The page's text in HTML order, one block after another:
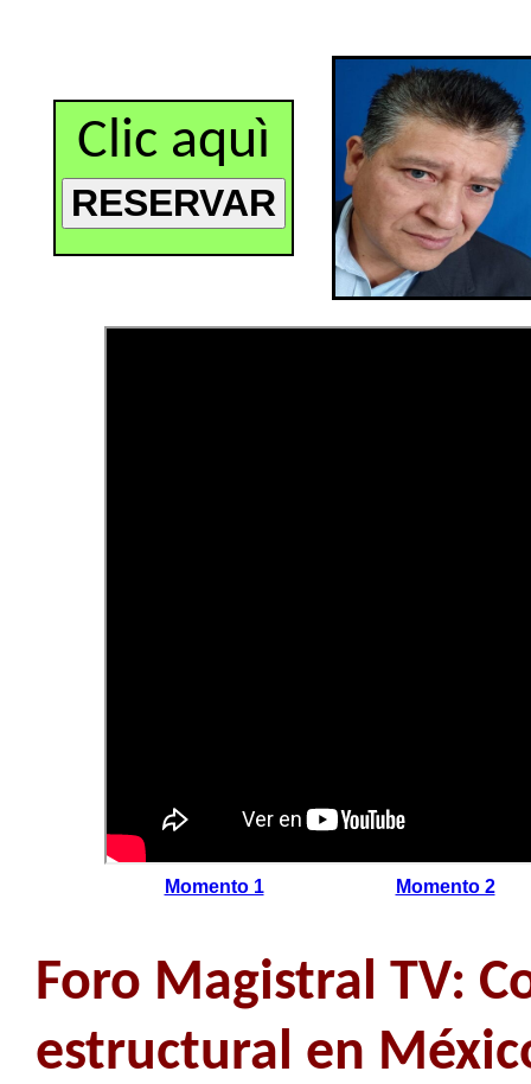
Clic aquì
Momento 1 Momento 2
Foro Magistral TV:
estructural en